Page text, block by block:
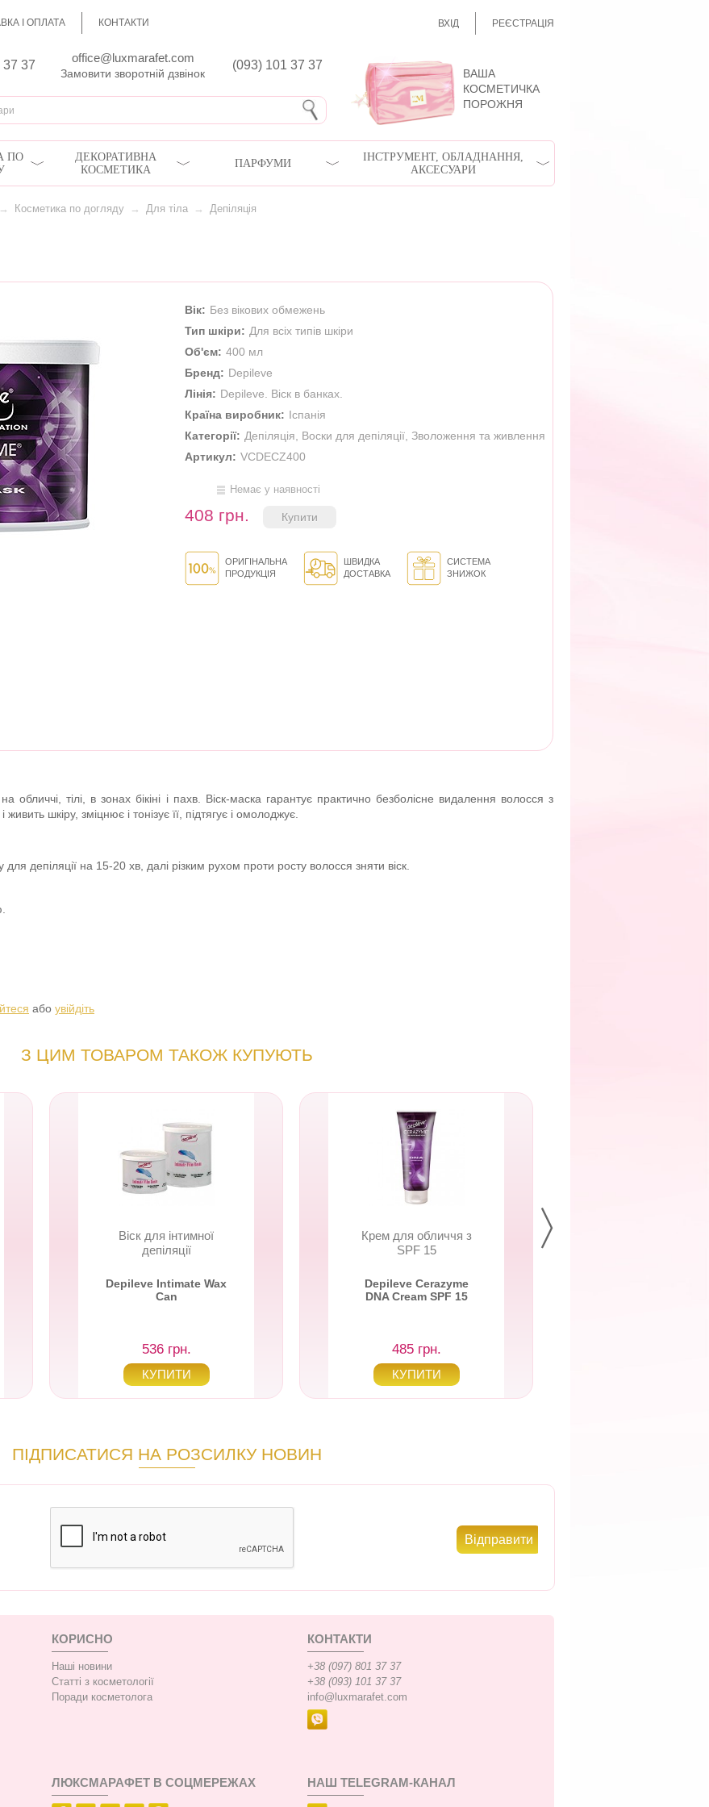
І ОПЛАТА КОНТАКТИ ВХІД РЕЄСТРАЦІЯ
37 37
office@luxmarafet.com
(093) 101 37 37
Замовити зворотній дзвінок
ВАША
КОСМЕТИЧКА
ПОРОЖНЯ
ПО
ДЕКОРАТИВНА
КОСМЕТИКА
ПАРФУМИ
ІНСТРУМЕНТ, ОБЛАДНАННЯ,
АКСЕСУАРИ
→ Косметика по догляду → Для тіла → Депіляція
Вік: Без вікових обмежень
Тип шкіри: Для всіх типів шкіри
Об'єм: 400 мл
Бренд: Depileve
Лінія: Depileve. Віск в банках.
Країна виробник: Іспанія
Категорії: Депіляція Воски для депіляції Зволоження та живлення
Артикул: VCDECZ400
Немає у наявності
408 грн.
ОРИГІНАЛЬНА
ПРОДУКЦІЯ
ШВИДКА
ДОСТАВКА
СИСТЕМА
ЗНИЖОК
обличчі, тілі, в зонах бікіні і пахв. Віск-маска гарантує практично безболісне видалення волосся з
шкіру, зміцнює і тонізує її, підтягує і омолоджує.
для депіляції на 15-20 хв, далі різким рухом проти росту волосся зняти віск.
або увійдіть
З ЦИМ ТОВАРОМ ТАКОЖ КУПУЮТЬ
Віск для інтимної
депіляції
Depileve Intimate Wax
Can
536 грн.
Крем для обличчя з
SPF 15
Depileve Cerazyme
DNA Cream SPF 15
485 грн.
ПІДПИСАТИСЯ НА РОЗСИЛКУ НОВИН
КОРИСНО
Наші новини
Статті з косметології
Поради косметолога
КОНТАКТИ
+38 (097) 801 37 37
+38 (093) 101 37 37
info@luxmarafet.com
ЛЮКСМАРАФЕТ В СОЦМЕРЕЖАХ НАШ TELEGRAM-КАНАЛ